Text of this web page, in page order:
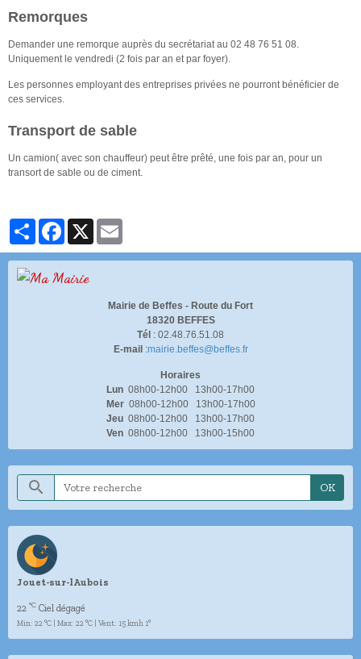
Remorques
Demander une remorque auprès du secrétariat au 02 48 76 51 08.
Uniquement le vendredi (2 fois par an et par foyer).
Les personnes employant des entreprises privées ne pourront bénéficier de
ces services.
Transport de sable
Un camion( avec son chauffeur) peut être prêté, une fois par an, pour un
transort de sable ou de ciment.
PartagerFacebookX
Mairie de Beffes - Route du Fort
18320 BEFFES
Tél : 02.48.76.51.08
E-mail:mairie.beffes@beffes.fr
Horaires
Lun 08h00-12h00 13h00-17h00
Mer 08h00-12h00 13h00-17h00
Jeu 08h00-12h00 13h00-17h00
Ven 08h00-12h00 13h00-15h00
OK
Jouet-sur-lAubois
22 °C Ciel dégagé
Min: 22 °C | Max: 22 °C | Vent: 15 kmh 1°